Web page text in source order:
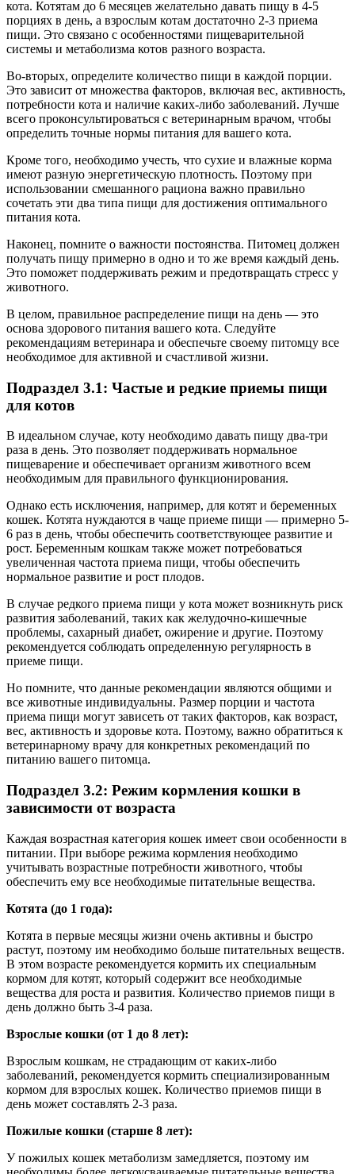
кота. Котятам до 6 месяцев желательно давать пищу в 4-5
порциях в день, а взрослым котам достаточно 2-3 приема
пищи. Это связано с особенностями пищеварительной
системы и метаболизма котов разного возраста.
Во-вторых, определите количество пищи в каждой порции.
Это зависит от множества факторов, включая вес, активность,
потребности кота и наличие каких-либо заболеваний. Лучше
всего проконсультироваться с ветеринарным врачом, чтобы
определить точные нормы питания для вашего кота.
Кроме того, необходимо учесть, что сухие и влажные корма
имеют разную энергетическую плотность. Поэтому при
использовании смешанного рациона важно правильно
сочетать эти два типа пищи для достижения оптимального
питания кота.
Наконец, помните о важности постоянства. Питомец должен
получать пищу примерно в одно и то же время каждый день.
Это поможет поддерживать режим и предотвращать стресс у
животного.
В целом, правильное распределение пищи на день — это
основа здорового питания вашего кота. Следуйте
рекомендациям ветеринара и обеспечьте своему питомцу все
необходимое для активной и счастливой жизни.
Подраздел 3.1: Частые и редкие приемы пищи
для котов
В идеальном случае, коту необходимо давать пищу два-три
раза в день. Это позволяет поддерживать нормальное
пищеварение и обеспечивает организм животного всем
необходимым для правильного функционирования.
Однако есть исключения, например, для котят и беременных
кошек. Котята нуждаются в чаще приеме пищи — примерно 5-
6 раз в день, чтобы обеспечить соответствующее развитие и
рост. Беременным кошкам также может потребоваться
увеличенная частота приема пищи, чтобы обеспечить
нормальное развитие и рост плодов.
В случае редкого приема пищи у кота может возникнуть риск
развития заболеваний, таких как желудочно-кишечные
проблемы, сахарный диабет, ожирение и другие. Поэтому
рекомендуется соблюдать определенную регулярность в
приеме пищи.
Но помните, что данные рекомендации являются общими и
все животные индивидуальны. Размер порции и частота
приема пищи могут зависеть от таких факторов, как возраст,
вес, активность и здоровье кота. Поэтому, важно обратиться к
ветеринарному врачу для конкретных рекомендаций по
питанию вашего питомца.
Подраздел 3.2: Режим кормления кошки в
зависимости от возраста
Каждая возрастная категория кошек имеет свои особенности в
питании. При выборе режима кормления необходимо
учитывать возрастные потребности животного, чтобы
обеспечить ему все необходимые питательные вещества.
Котята (до 1 года):
Котята в первые месяцы жизни очень активны и быстро
растут, поэтому им необходимо больше питательных веществ.
В этом возрасте рекомендуется кормить их специальным
кормом для котят, который содержит все необходимые
вещества для роста и развития. Количество приемов пищи в
день должно быть 3-4 раза.
Взрослые кошки (от 1 до 8 лет):
Взрослым кошкам, не страдающим от каких-либо
заболеваний, рекомендуется кормить специализированным
кормом для взрослых кошек. Количество приемов пищи в
день может составлять 2-3 раза.
Пожилые кошки (старше 8 лет):
У пожилых кошек метаболизм замедляется, поэтому им